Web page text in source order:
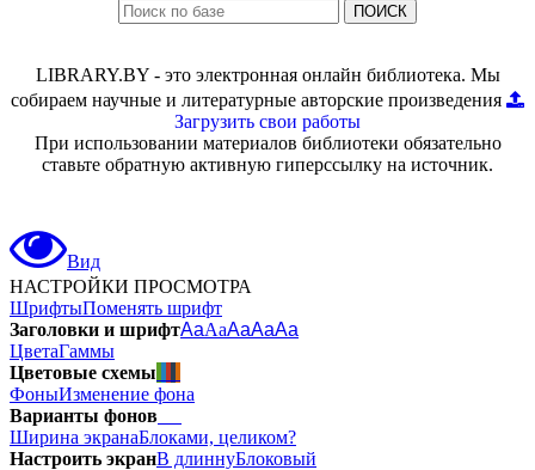
ПОИСК
LIBRARY.BY - это электронная онлайн библиотека. Мы
собираем научные и литературные авторские произведения
Загрузить свои работы
При использовании материалов библиотеки обязательно
ставьте обратную активную гиперссылку на источник.
Вид
НАСТРОЙКИ ПРОСМОТРА
ШрифтыПоменять шрифт
Заголовки и шрифтAaAaAaAaAa
ЦветаГаммы
Цветовые схемы
ФоныИзменение фона
Варианты фонов
Ширина экранаБлоками, целиком?
Настроить экранВ длиннуБлоковый